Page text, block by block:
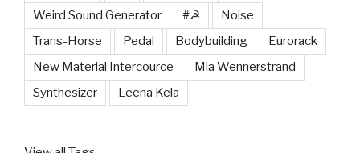
Weird Sound Generator
#☭
Noise
Trans-Horse
Pedal Bodybuilding
Eurorack
New Material Intercource
Mia Wennerstrand
Synthesizer
Leena Kela